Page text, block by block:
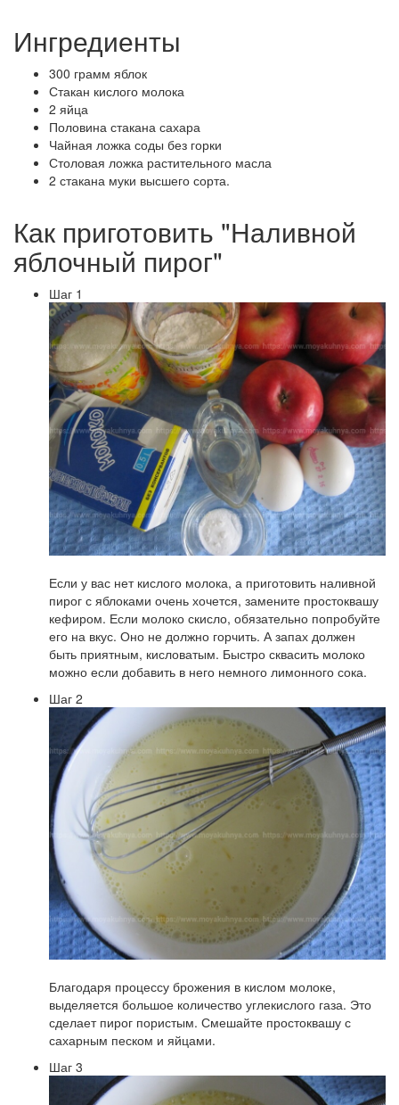
Ингредиенты
300 грамм яблок
Стакан кислого молока
2 яйца
Половина стакана сахара
Чайная ложка соды без горки
Столовая ложка растительного масла
2 стакана муки высшего сорта.
Как приготовить "Наливной
яблочный пирог"
Шаг 1
Если у вас нет кислого молока, а приготовить наливной
пирог с яблоками очень хочется, замените простоквашу
кефиром. Если молоко скисло, обязательно попробуйте
его на вкус. Оно не должно горчить. А запах должен
быть приятным, кисловатым. Быстро сквасить молоко
можно если добавить в него немного лимонного сока.
Шаг 2
Благодаря процессу брожения в кислом молоке,
выделяется большое количество углекислого газа. Это
сделает пирог пористым. Смешайте простоквашу с
сахарным песком и яйцами.
Шаг 3